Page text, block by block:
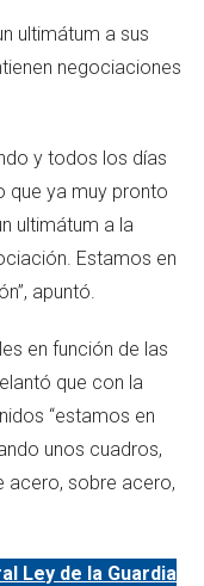
ultimátum a sus
negociaciones
y todos los días
que ya muy pronto
ultimátum a la
Estamos en
apuntó.
en función de las
que con la
“estamos en
unos cuadros,
acero, sobre acero,
Ley de la Guardia